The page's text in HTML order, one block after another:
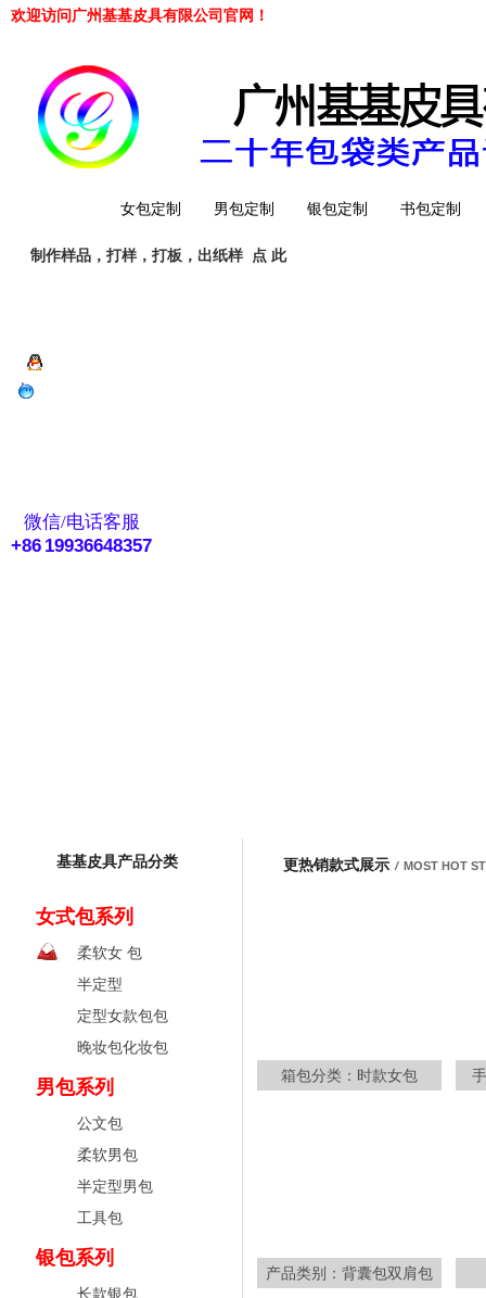
欢迎访问广州基基皮具有限公司官网！
女包定制 男包定制 银包定制 书包定制
工厂简介
制作样品，打样，打板，出纸样 点 此
基基皮具产品分类
女式包系列
柔软女 包
半定型
定型女款包包
晚妆包化妆包
男包系列
公文包
柔软男包
半定型男包
工具包
银包系列
长款银包
更热销款式展示 / MOST HOT
箱包分类：时款女包
产品类别：背囊包双肩包
微信/电话客服
+86 19936648357